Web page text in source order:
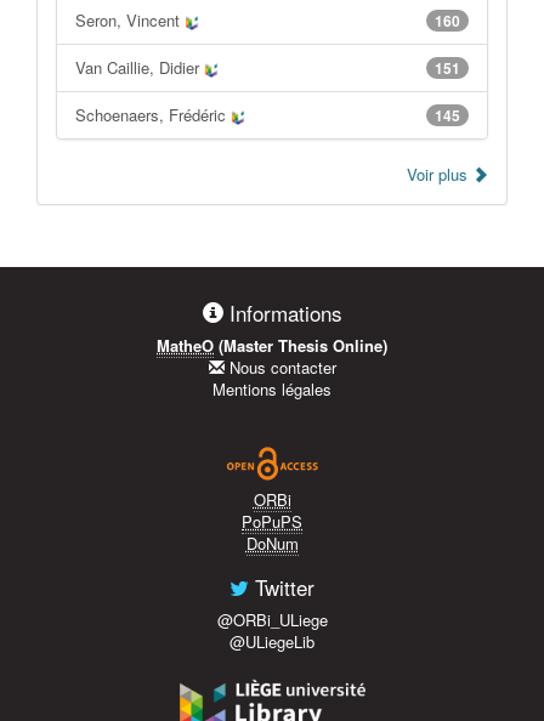
160
Seron, Vincent
151
Van Caillie, Didier
145
Schoenaers, Frédéric
Voir plus
Informations
MatheO (Master Thesis Online)
Nous contacter
Mentions légales
ORBi
PoPuPS
DoNum
Twitter
@ORBi_ULiege
@ULiegeLib